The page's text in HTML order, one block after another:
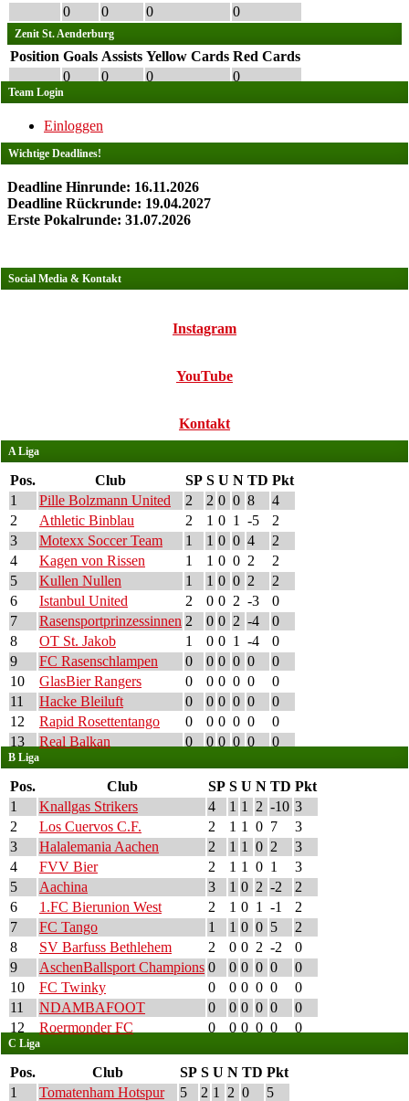
0
0 0 0
Zenit St. Aenderburg
Position Goals Assists Yellow Cards Red Cards
0
0 0 0
Team Login
Einloggen
Wichtige Deadlines!
Deadline Hinrunde: 16.11.2026
Deadline Rückrunde: 19.04.2027
Erste Pokalrunde: 31.07.2026
Social Media & Kontakt
Instagram
YouTube
Kontakt
A Liga
Pos. Club SP S U N TD Pkt
1
Pille Bolzmann United 2 2 0 0 8
4
2
Athletic Binblau 2 1 0 1 -5
2
3
Motexx Soccer Team 1 1 0 0 4
2
4
Kagen von Rissen 1 1 0 0 2
2
5
Kullen Nullen 1 1 0 0 2
2
6
Istanbul United 2 0 0 2 -3
0
7
Rasensportprinzessinnen 2 0 0 2 -4
0
8
OT St. Jakob 1 0 0 1 -4
0
9
FC Rasenschlampen 0 0 0 0 0
0
10
GlasBier Rangers 0 0 0 0 0
0
11
Hacke Bleiluft 0 0 0 0 0
0
12
Rapid Rosettentango 0 0 0 0 0
0
13
Real Balkan 0 0 0 0 0 0
B Liga
Pos. Club SP S U N TD Pkt
1
Knallgas Strikers 4 1 1 2 -10 3
2
Los Cuervos C.F. 2 1 1 0 7
3
3
Halalemania Aachen 2 1 1 0 2
3
4
FVV Bier 2 1 1 0 1
3
5
Aachina 3 1 0 2 -2
2
6
1.FC Bierunion West 2 1 0 1 -1
2
7
FC Tango 1 1 0 0 5
2
8
SV Barfuss Bethlehem 2 0 0 2 -2
0
9
AschenBallsport Champions 0 0 0 0 0
0
10
FC Twinky 0 0 0 0 0
0
11
NDAMBAFOOT 0 0 0 0 0
0
12
Roermonder FC 0 0 0 0 0 0
C Liga
Pos. Club SP S U N TD Pkt
1
Tomatenham Hotspur 5 2 1 2 0
5